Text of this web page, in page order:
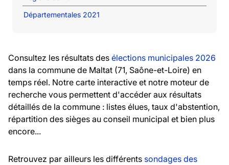
Départementales 2021
Consultez les résultats des élections municipales 2026
dans la commune de Maltat (71, Saône-et-Loire) en
temps réel. Notre carte interactive et notre moteur de
recherche vous permettent d'accéder aux résultats
détaillés de la commune : listes élues, taux d'abstention,
répartition des sièges au conseil municipal et bien plus
encore...
Retrouvez par ailleurs les différents sondages des